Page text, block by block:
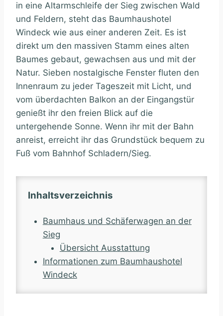
in eine Altarmschleife der Sieg zwischen Wald
und Feldern, steht das Baumhaushotel
Windeck wie aus einer anderen Zeit. Es ist
direkt um den massiven Stamm eines alten
Baumes gebaut, gewachsen aus und mit der
Natur. Sieben nostalgische Fenster fluten den
Innenraum zu jeder Tageszeit mit Licht, und
vom überdachten Balkon an der Eingangstür
genießt ihr den freien Blick auf die
untergehende Sonne. Wenn ihr mit der Bahn
anreist, erreicht ihr das Grundstück bequem zu
Fuß vom Bahnhof Schladern/Sieg.
Inhaltsverzeichnis
Baumhaus und Schäferwagen an der
Sieg
Übersicht Ausstattung
Informationen zum Baumhaushotel
Windeck